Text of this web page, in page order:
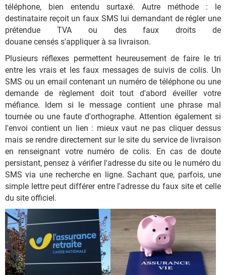
téléphone, bien entendu surtaxé. Autre méthode : le
destinataire reçoit un faux SMS lui demandant de régler une
prétendue TVA ou des faux droits de
douane censés s'appliquer à sa livraison.
Plusieurs réflexes permettent heureusement de faire le tri
entre les vrais et les faux messages de suivis de colis. Un
SMS ou un email contenant un numéro de téléphone ou une
demande de règlement doit tout d'abord éveiller votre
méfiance. Idem si le message contient une phrase mal
tournée ou une faute d'orthographe. Attention également si
l'envoi contient un lien : mieux vaut ne pas cliquer dessus
mais se rendre directement sur le site du service de livraison
en renseignant votre numéro de colis. En cas de doute
persistant, pensez à vérifier l'adresse du site ou le numéro du
SMS via une recherche en ligne. Sachant que, parfois, une
simple lettre peut différer entre l'adresse du faux site et celle
du site officiel.